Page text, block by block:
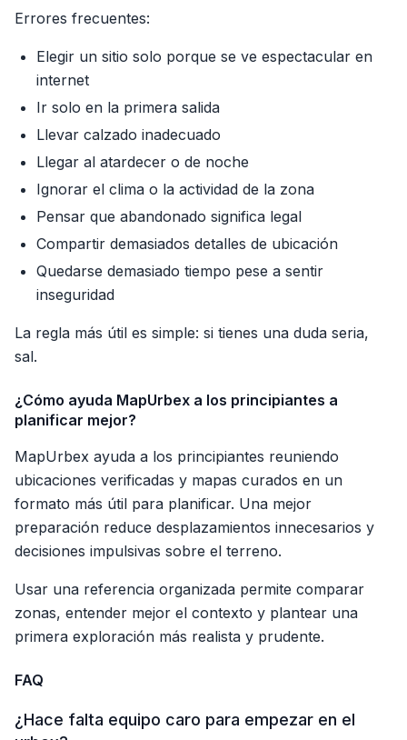
Errores frecuentes:
Elegir un sitio solo porque se ve espectacular en
internet
Ir solo en la primera salida
Llevar calzado inadecuado
Llegar al atardecer o de noche
Ignorar el clima o la actividad de la zona
Pensar que abandonado significa legal
Compartir demasiados detalles de ubicación
Quedarse demasiado tiempo pese a sentir
inseguridad
La regla más útil es simple: si tienes una duda seria,
sal.
¿Cómo ayuda MapUrbex a los principiantes a
planificar mejor?
MapUrbex ayuda a los principiantes reuniendo
ubicaciones verificadas y mapas curados en un
formato más útil para planificar. Una mejor
preparación reduce desplazamientos innecesarios y
decisiones impulsivas sobre el terreno.
Usar una referencia organizada permite comparar
zonas, entender mejor el contexto y plantear una
primera exploración más realista y prudente.
FAQ
¿Hace falta equipo caro para empezar en el